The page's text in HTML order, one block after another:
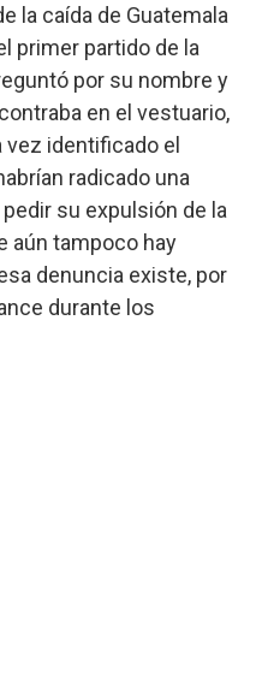
la caída de Guatemala
primer partido de la
por su nombre y
en el vestuario,
vez identificado el
radicado una
pedir su expulsión de la
aún tampoco hay
denuncia existe, por
durante los